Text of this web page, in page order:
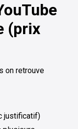
(prix
on retrouve
justificatif)